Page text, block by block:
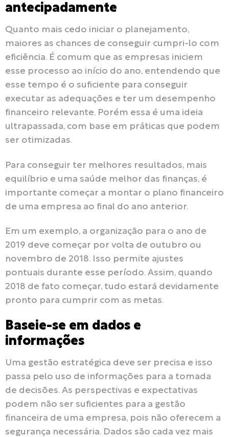
antecipadamente
Quanto mais cedo iniciar o planejamento,
maiores as chances de conseguir cumpri-lo com
eficiência. É comum que as empresas iniciem
esse processo ao início do ano, entendendo que
esse tempo é o suficiente para conseguir
executar as adequações e ter um desempenho
financeiro relevante. Porém essa é uma ideia
ultrapassada, com base em práticas que podem
ser otimizadas.
Para conseguir ter melhores resultados, mais
equilíbrio e uma saúde melhor das finanças, é
importante começar a montar o plano financeiro
de uma empresa ao final do ano anterior.
Em um exemplo, a organização para o ano de
2019 deve começar por volta de outubro ou
novembro de 2018. Isso permite ajustes
pontuais durante esse período. Assim, quando
2018 de fato começar, tudo estará devidamente
pronto para cumprir com as metas.
Baseie-se em dados e
informações
Uma gestão estratégica deve ser precisa e isso
passa pelo uso de informações para a tomada
de decisões. As perspectivas e expectativas
podem não ser suficientes para a gestão
financeira de uma empresa, pois não oferecem a
segurança necessária. Dados são cada vez mais